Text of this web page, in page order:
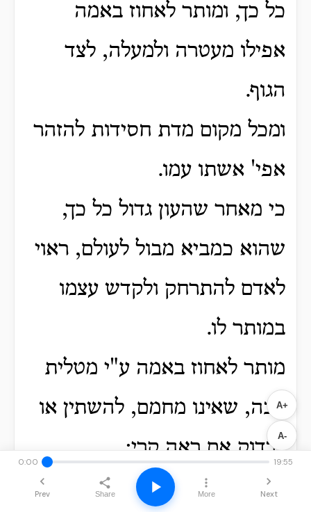
כל כך, ומותר לאחוז באמה
אפילו מעטרה ולמעלה, לצד
הגוף.
ומכל מקום מדת חסידות להזהר
אפי' אשתו עמו.
כי מאחר שהעון גדול כל כך,
שהוא כמביא מבול לעולם, ראוי
לאדם להתרחק ולקדש עצמו
במותר לו.
מותר לאחוז באמה ע"י מטלית
עבה, שאינו מחמם, להשתין או
לבדוק אם ראה קרי:
A+
A-
0:00 19:55
Prev Share More Next